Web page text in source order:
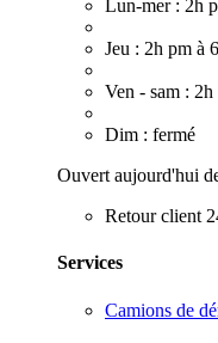
Lun-mer : 2h
Jeu : 2h pm à
Ven - sam :
Dim : fermé
Ouvert aujourd'hui
Retour client
Services
Camions de